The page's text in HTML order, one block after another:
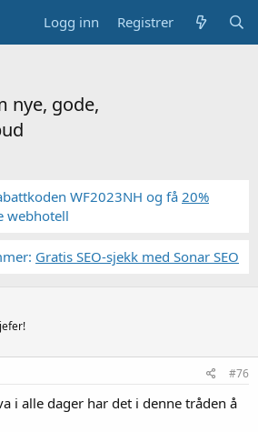
Logg inn Registrer
nye, gode,
WF2023NH og få 20%
webhotell
Gratis SEO-sjekk med Sonar SEO
#76
i alle dager har det i denne tråden å